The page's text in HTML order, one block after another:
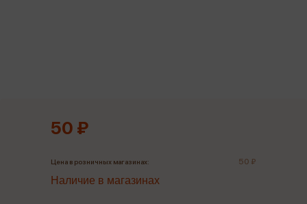
50 ₽
Цена в розничных магазинах: 50 ₽
Наличие в магазинах